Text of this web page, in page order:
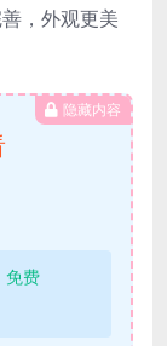
，外观更美
隐藏内容
免费